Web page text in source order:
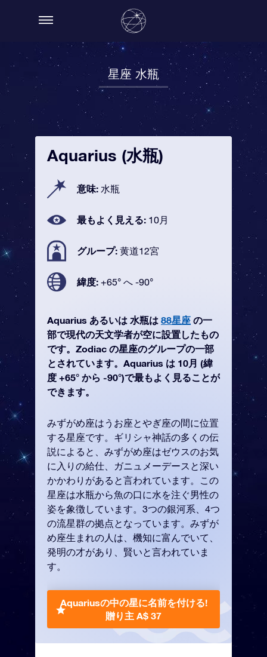
星座 水瓶
Aquarius (水瓶)
意味: 水瓶
最もよく見える: 10月
グループ: 黄道12宮
緯度: +65° へ -90°
Aquarius あるいは 水瓶は 88星座 の一
部で現代の天文学者が空に設置したもの
です。Zodiac の星座のグループの一部
とされています。Aquarius は 10月 (緯
度 +65° から -90°)で最もよく見ることが
できます。
みずがめ座はうお座とやぎ座の間に位置
する星座です。ギリシャ神話の多くの伝
説によると、みずがめ座はゼウスのお気
に入りの給仕、ガニュメーデースと深い
かかわりがあると言われています。この
星座は水瓶から魚の口に水を注ぐ男性の
姿を象徴しています。3つの銀河系、4つ
の流星群の拠点となっています。みずが
め座生まれの人は、機知に富んでいて、
発明の才があり、賢いと言われていま
す。
Aquariusの中の星に名前を付ける!
贈り主 A$ 37